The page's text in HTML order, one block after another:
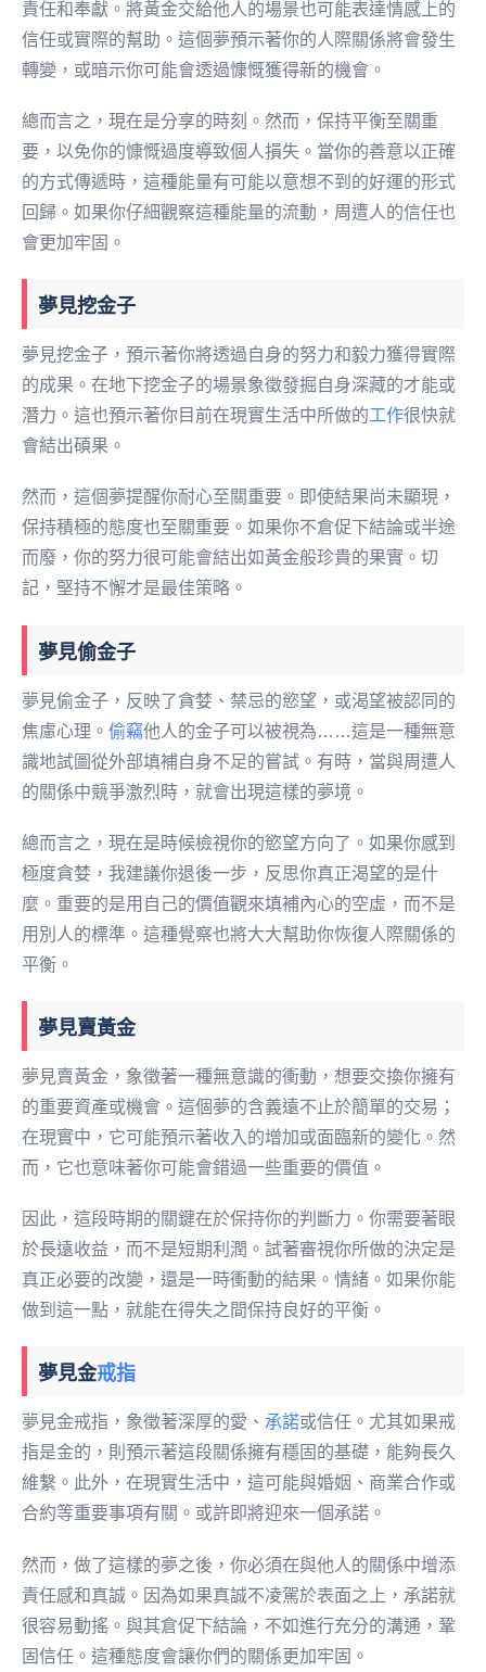
責任和奉獻。將黃金交給他人的場景也可能表達情感上的
信任或實際的幫助。這個夢預示著你的人際關係將會發生
轉變，或暗示你可能會透過慷慨獲得新的機會。
總而言之，現在是分享的時刻。然而，保持平衡至關重
要，以免你的慷慨過度導致個人損失。當你的善意以正確
的方式傳遞時，這種能量有可能以意想不到的好運的形式
回歸。如果你仔細觀察這種能量的流動，周遭人的信任也
會更加牢固。
夢見挖金子
夢見挖金子，預示著你將透過自身的努力和毅力獲得實際
的成果。在地下挖金子的場景象徵發掘自身深藏的才能或
潛力。這也預示著你目前在現實生活中所做的工作很快就
會結出碩果。
然而，這個夢提醒你耐心至關重要。即使結果尚未顯現，
保持積極的態度也至關重要。如果你不倉促下結論或半途
而廢，你的努力很可能會結出如黃金般珍貴的果實。切
記，堅持不懈才是最佳策略。
夢見偷金子
夢見偷金子，反映了貪婪、禁忌的慾望，或渴望被認同的
焦慮心理。 偷竊他人的金子可以被視為……這是一種無意
識地試圖從外部填補自身不足的嘗試。有時，當與周遭人
的關係中競爭激烈時，就會出現這樣的夢境。
總而言之，現在是時候檢視你的慾望方向了。如果你感到
極度貪婪，我建議你退後一步，反思你真正渴望的是什
麼。重要的是用自己的價值觀來填補內心的空虛，而不是
用別人的標準。這種覺察也將大大幫助你恢復人際關係的
平衡。
夢見賣黃金
夢見賣黃金，象徵著一種無意識的衝動，想要交換你擁有
的重要資產或機會。這個夢的含義遠不止於簡單的交易；
在現實中，它可能預示著收入的增加或面臨新的變化。然
而，它也意味著你可能會錯過一些重要的價值。
因此，這段時期的關鍵在於保持你的判斷力。你需要著眼
於長遠收益，而不是短期利潤。試著審視你所做的決定是
真正必要的改變，還是一時衝動的結果。情緒。如果你能
做到這一點，就能在得失之間保持良好的平衡。
夢見金戒指
夢見金戒指，象徵著深厚的愛、 承諾或信任。尤其如果戒
指是金的，則預示著這段關係擁有穩固的基礎，能夠長久
維繫。此外，在現實生活中，這可能與婚姻、商業合作或
合約等重要事項有關。或許即將迎來一個承諾。
然而，做了這樣的夢之後，你必須在與他人的關係中增添
責任感和真誠。因為如果真誠不凌駕於表面之上，承諾就
很容易動搖。與其倉促下結論，不如進行充分的溝通，鞏
固信任。這種態度會讓你們的關係更加牢固。